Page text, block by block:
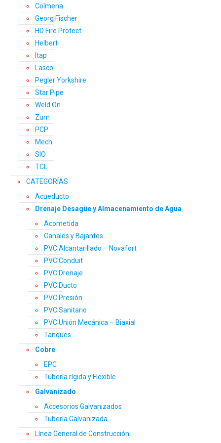
Colmena
Georg Fischer
HD Fire Protect
Helbert
Itap
Lasco
Pegler Yorkshire
Star Pipe
Weld On
Zurn
PCP
Mech
SIO
TCL
CATEGORÍAS
Acueducto
Drenaje Desagüe y Almacenamiento de Agua
Acometida
Canales y Bajantes
PVC Alcantarillado – Novafort
PVC Conduit
PVC Drenaje
PVC Ducto
PVC Presión
PVC Sanitario
PVC Unión Mecánica – Biaxial
Tanques
Cobre
EPC
Tubería rígida y Flexible
Galvanizado
Accesorios Galvanizados
Tubería Galvanizada
Línea General de Construcción